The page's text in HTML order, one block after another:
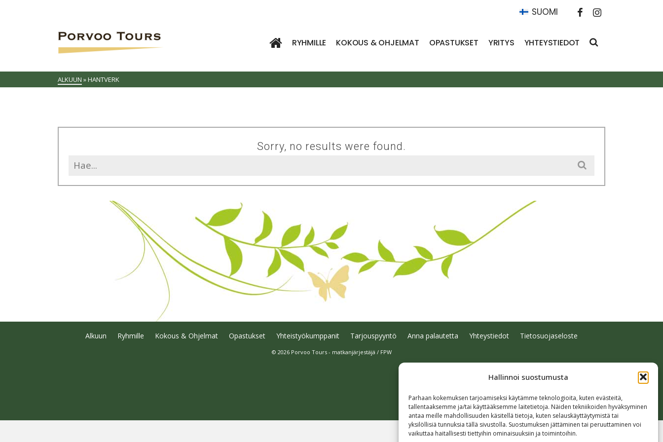
Hallinnoi suostumusta
Parhaan kokemuksen tarjoamiseksi käytämme teknologioita, kuten evästeitä,
tallentaaksemme ja/tai käyttääksemme laitetietoja. Näiden tekniikoiden hyväksyminen
antaa meille mahdollisuuden käsitellä tietoja, kuten selauskäyttäytymistä tai
yksilöllisiä tunnuksia tällä sivustolla. Suostumuksen jättäminen tai peruuttaminen voi
vaikuttaa haitallisesti tiettyihin ominaisuuksiin ja toimintoihin.
SUOMI
RYHMILLE KOKOUS & OHJELMAT OPASTUKSET YRITYS YHTEYSTIEDOT
ALKUUN »HANTVERK
Sorry, no results were found.
Search
for:
Alkuun Ryhmille Kokous & Ohjelmat Opastukset Yhteistyökumppanit Tarjouspyyntö Anna palautetta Yhteystiedot Tietosuojaseloste
© 2026 Porvoo Tours - matkanjärjestäjä / FPW